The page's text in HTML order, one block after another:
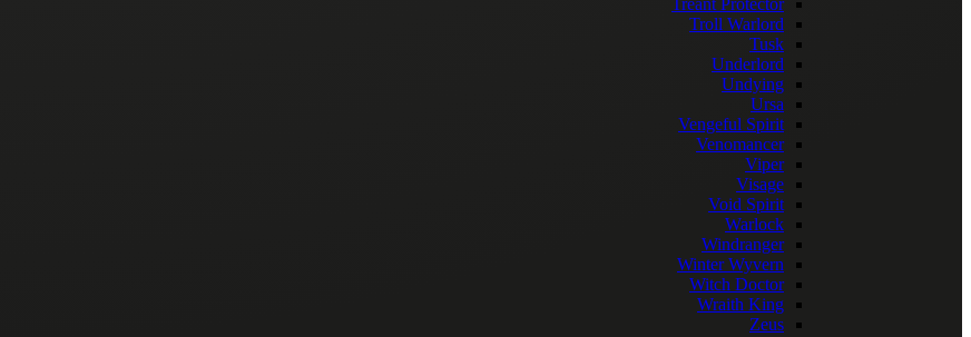
Treant Protector
Troll Warlord
Tusk
Underlord
Undying
Ursa
Vengeful Spirit
Venomancer
Viper
Visage
Void Spirit
Warlock
Windranger
Winter Wyvern
Witch Doctor
Wraith King
Zeus